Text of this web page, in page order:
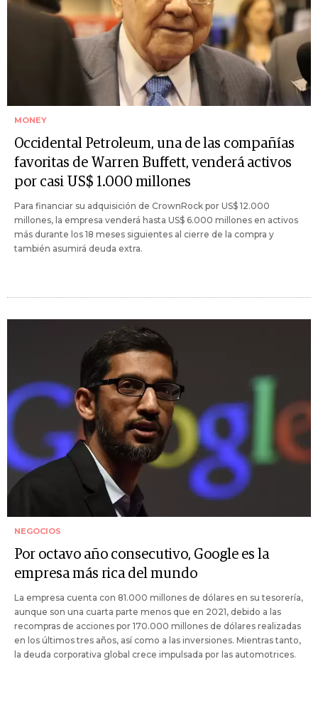
MONEY
Occidental Petroleum, una de las compañías
favoritas de Warren Buffett, venderá activos
por casi US$ 1.000 millones
Para financiar su adquisición de CrownRock por US$ 12.000
millones, la empresa venderá hasta US$ 6.000 millones en activos
más durante los 18 meses siguientes al cierre de la compra y
también asumirá deuda extra.
NEGOCIOS
Por octavo año consecutivo, Google es la
empresa más rica del mundo
La empresa cuenta con 81.000 millones de dólares en su tesorería,
aunque son una cuarta parte menos que en 2021, debido a las
recompras de acciones por 170.000 millones de dólares realizadas
en los últimos tres años, así como a las inversiones. Mientras tanto,
la deuda corporativa global crece impulsada por las automotrices.